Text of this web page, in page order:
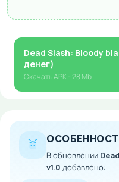
Dead Slash: Bloody
денег)
СкачатьAPK- 28 Mb
В обновлении
v1.0 добавлено: